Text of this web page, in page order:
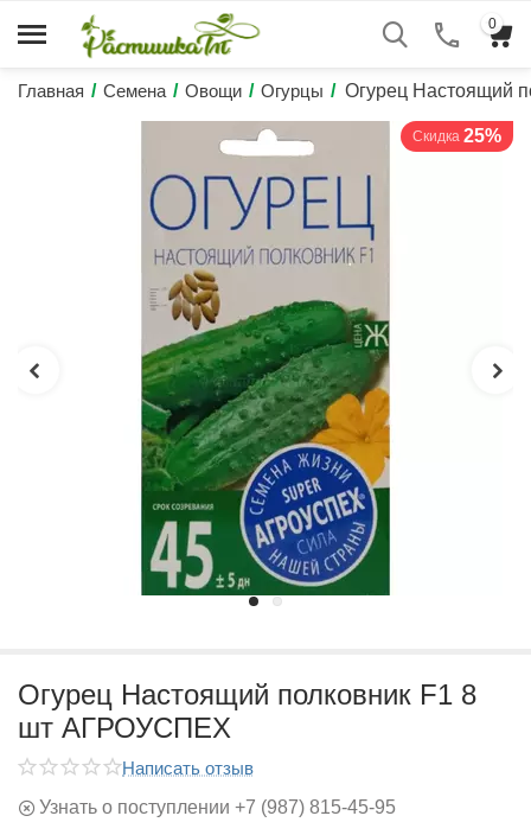
0
Главная / Семена / Овощи / Огурцы / Огурец Настоящий
Скидка 25%
Огурец Настоящий полковник F1 8
шт АГРОУСПЕХ
Написать отзыв
Узнать о поступлении +7 (987) 815-45-95